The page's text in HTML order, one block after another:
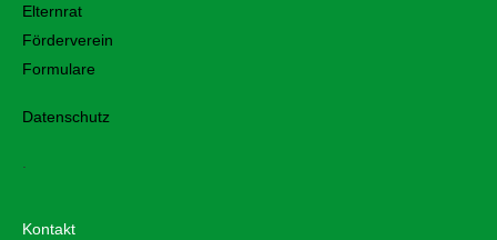
Elternrat
Förderverein
Formulare
Datenschutz
Kontakt